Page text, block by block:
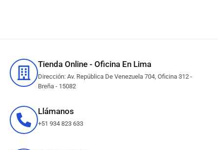
Tienda Online - Oficina En Lima
Dirección: Av. República De Venezuela 704, Oficina 312 -
Breña - 15082
Llámanos
+51 934 823 633